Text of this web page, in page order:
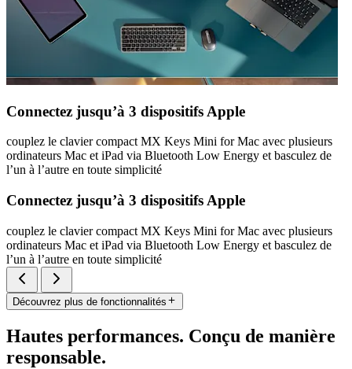
Connectez jusqu’à 3 dispositifs Apple
couplez le clavier compact MX Keys Mini for Mac avec plusieurs
ordinateurs Mac et iPad via Bluetooth Low Energy et basculez de
l’un à l’autre en toute simplicité
Connectez jusqu’à 3 dispositifs Apple
couplez le clavier compact MX Keys Mini for Mac avec plusieurs
ordinateurs Mac et iPad via Bluetooth Low Energy et basculez de
l’un à l’autre en toute simplicité
Découvrez plus de fonctionnalités
Hautes performances. Conçu de manière
responsable.